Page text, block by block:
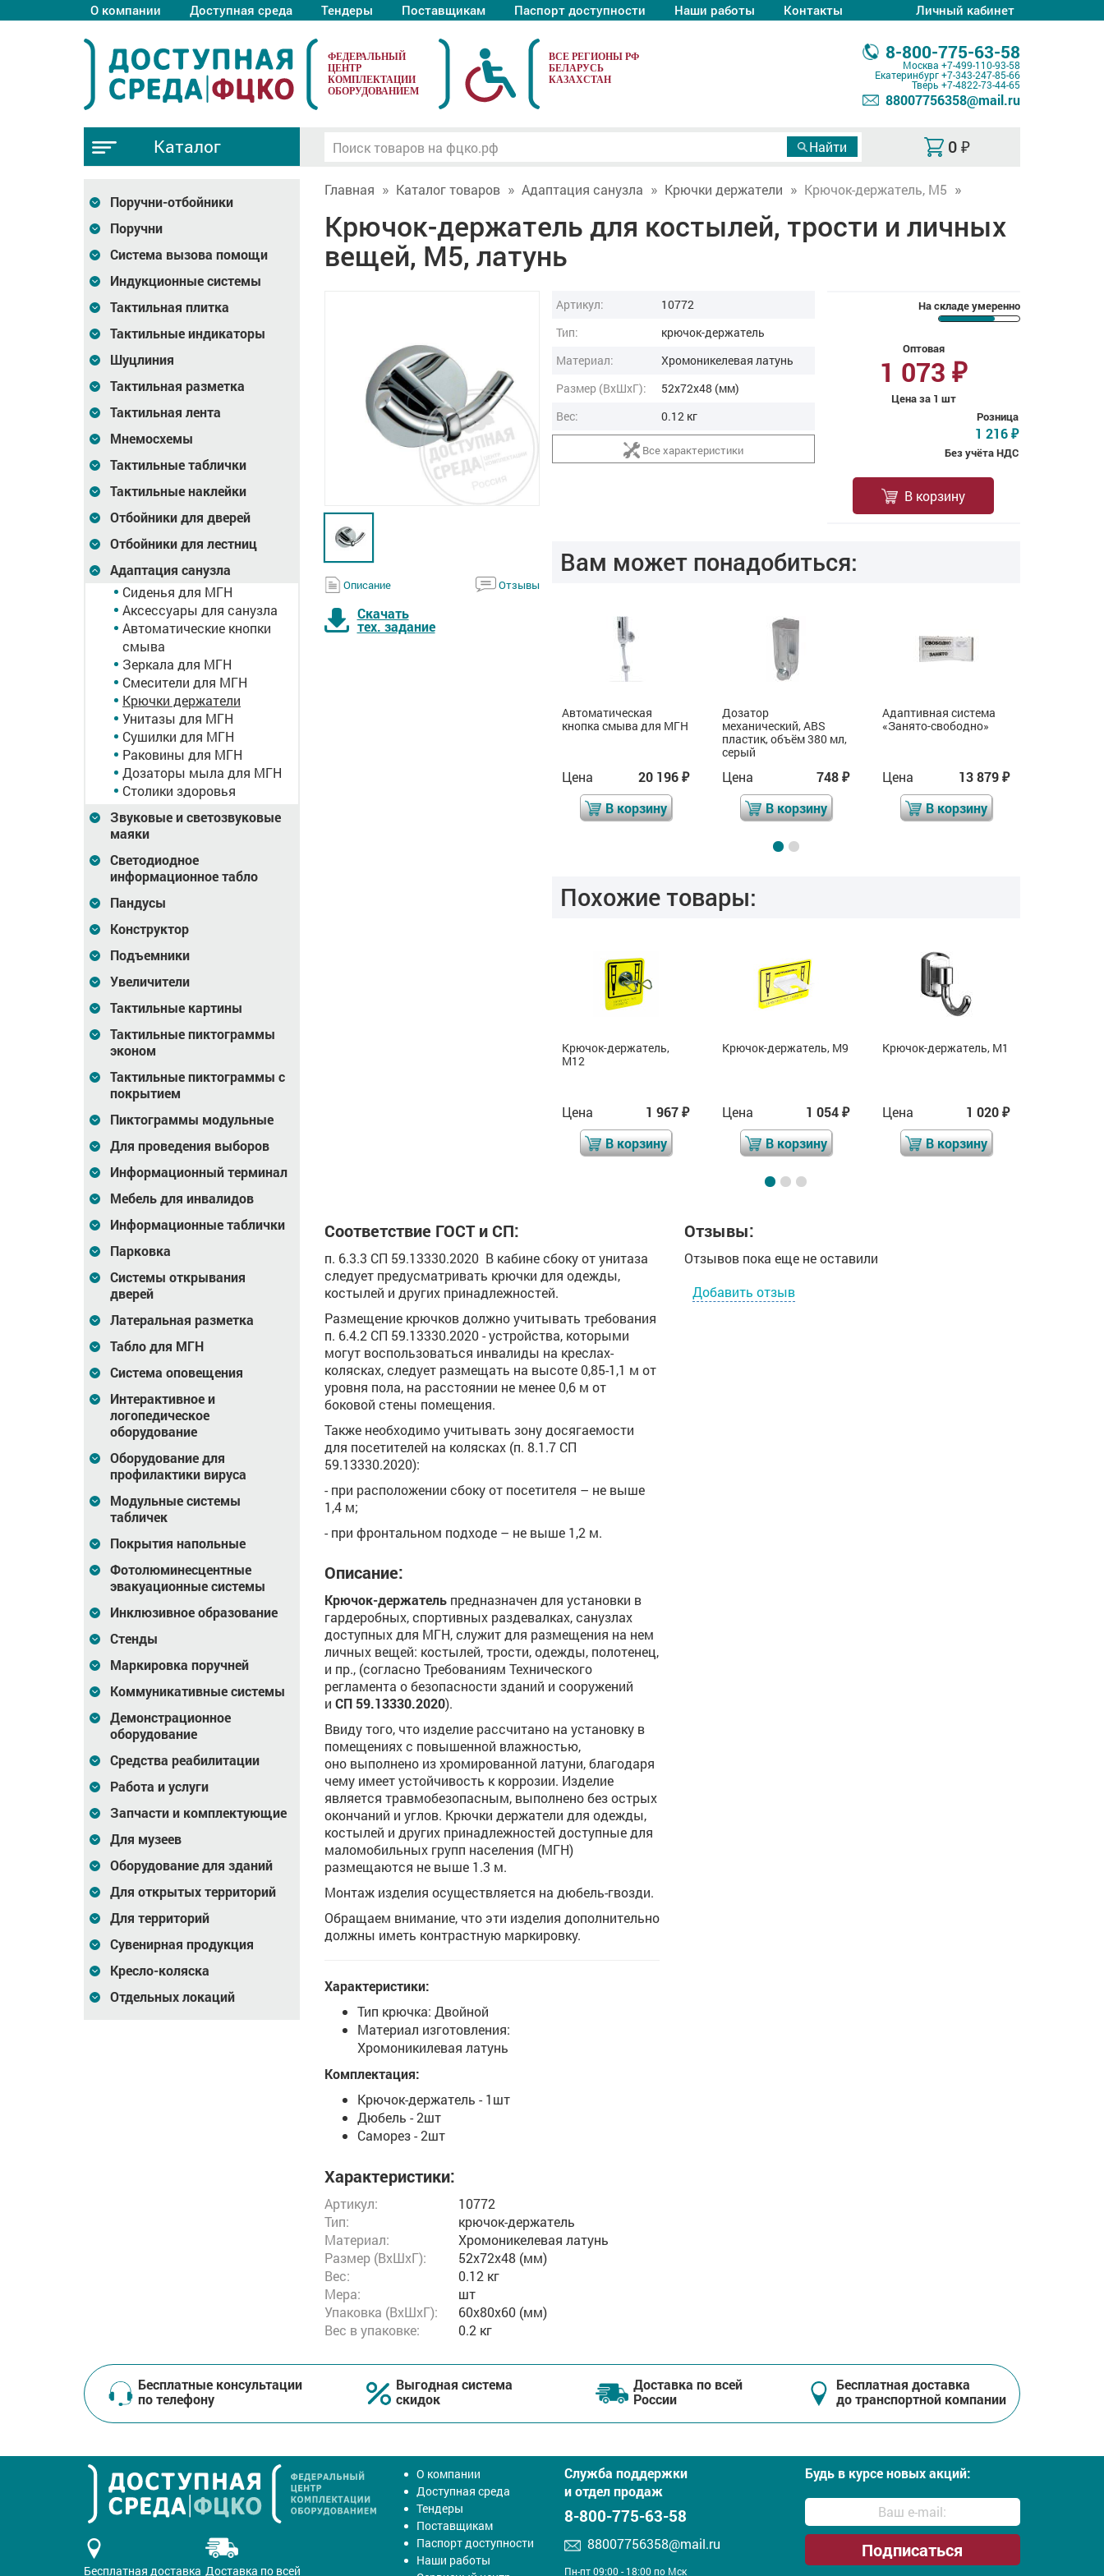
О компании Доступная среда Тендеры Поставщикам Паспорт доступности Наши работы Контакты Личный кабинет
ФЕДЕРАЛЬНЫЙ
ЦЕНТР
КОМПЛЕКТАЦИИ
ОБОРУДОВАНИЕМ
8-800-775-63-58
Москва +7-499-110-93-58
Екатеринбург+7-343-247-85-66
Тверь +7-4822-73-44-65
88007756358@mail.ru
0 ₽
Каталог
Поручни-отбойники
Поручни
Система вызова помощи
Индукционные системы
Тактильная плитка
Тактильные индикаторы
Шуцлиния
Тактильная разметка
Тактильная лента
Мнемосхемы
Тактильные таблички
Тактильные наклейки
Отбойники для дверей
Отбойники для лестниц
Адаптация санузла
Сиденья для МГН
Аксессуары для санузла
Автоматические кнопки
смыва
Зеркала для МГН
Смесители для МГН
Крючки держатели
Унитазы для МГН
Сушилки для МГН
Раковины для МГН
Дозаторы мыла для МГН
Столики здоровья
Звуковые и светозвуковые
маяки
Светодиодное
информационное табло
Пандусы
Конструктор
Подъемники
Увеличители
Тактильные картины
Тактильные пиктограммы
эконом
Тактильные пиктограммы с
покрытием
Пиктограммы модульные
Для проведения выборов
Информационный терминал
Мебель для инвалидов
Информационные таблички
Парковка
Системы открывания
дверей
Латеральная разметка
Табло для МГН
Система оповещения
Интерактивное и
логопедическое
оборудование
Оборудование для
профилактики вируса
Модульные системы
табличек
Покрытия напольные
Фотолюминесцентные
эвакуационные системы
Инклюзивное образование
Стенды
Маркировка поручней
Коммуникативные системы
Демонстрационное
оборудование
Средства реабилитации
Работа и услуги
Запчасти и комплектующие
Для музеев
Оборудование для зданий
Для открытых территорий
Для территорий
Сувенирная продукция
Кресло-коляска
Отдельных локаций
Главная Каталог товаров Адаптация санузла Крючки держатели Крючок-держатель, М5
Крючок-держатель для костылей, трости и личных
вещей, М5, латунь
Описание Отзывы
Скачать
тех. задание
На складе умеренно
Оптовая
1 073 ₽
Цена за 1 шт
Розница
1 216 ₽
Без учёта НДС
В корзину
Артикул:
10772
Тип:
крючок-держатель
Материал:
Хромоникелевая латунь
Размер (ВxШxГ):
52x72x48 (мм)
Вес:
0.12 кг
Все характеристики
Вам может понадобиться:
Кнопка вызова ГОСТ,
со шнурком,
антивандальная,
Ст08пс
12 055₽ Цена
Автоматическая
кнопка смыва для МГН
Цена 20 196₽
В корзину
Дозатор
механический, ABS
пластик, объём 380 мл,
серый
Цена 748₽
В корзину
Адаптивная система
«Занято-свободно»
Цена 13 879₽
В корзину
Похожие товары:
Крючок-держатель, М7
Цена
В корзину
Крючок-держатель,
М12
Цена 1 967₽
В корзину
Крючок-держатель, М9
Цена 1 054₽
В корзину
Крючок-держатель, М1
Цена 1 020₽
В корзину
Соответствие ГОСТ и СП:
п. 6.3.3 СП 59.13330.2020 В кабине сбоку от унитаза
следует предусматривать крючки для одежды,
костылей и других принадлежностей.
Размещение крючков должно учитывать требования
п. 6.4.2 СП 59.13330.2020 - устройства, которыми
могут воспользоваться инвалиды на креслах-
колясках, следует размещать на высоте 0,85-1,1 м от
уровня пола, на расстоянии не менее 0,6 м от
боковой стены помещения.
Также необходимо учитывать зону досягаемости
для посетителей на колясках (п. 8.1.7 СП
59.13330.2020):
- при расположении сбоку от посетителя – не выше
1,4 м;
- при фронтальном подходе – не выше 1,2 м.
Описание:
Крючок-держательпредназначен для установки в
гардеробных, спортивных раздевалках, санузлах
доступных для МГН, служит для размещения на нем
личных вещей: костылей, трости, одежды, полотенец,
и пр., (согласно Требованиям Технического
регламента о безопасности зданий и сооружений
и СП 59.13330.2020).
Ввиду того, что изделие рассчитано на установку в
помещениях с повышенной влажностью,
оно выполнено из хромированной латуни, благодаря
чему имеет устойчивость к коррозии. Изделие
является травмобезопасным, выполнено без острых
окончаний и углов. Крючки держатели для одежды,
костылей и других принадлежностей доступные для
маломобильных групп населения (МГН)
размещаются не выше 1.3 м.
Монтаж изделия осуществляется на дюбель-гвозди.
Обращаем внимание, что эти изделия дополнительно
должны иметь контрастную маркировку.
Характеристики:
Тип крючка: Двойной
Материал изготовления:
Хромоникилевая латунь
Комплектация:
Крючок-держатель - 1шт
Дюбель - 2шт
Саморез - 2шт
Характеристики:
Артикул:
10772
Тип:
крючок-держатель
Материал:
Хромоникелевая латунь
Размер (ВxШxГ):
52x72x48 (мм)
Вес:
0.12 кг
Мера:
шт
Упаковка (ВхШхГ):
60x80x60 (мм)
Вес в упаковке:
0.2 кг
Отзывы:
Отзывов пока еще не оставили
Добавить отзыв
Бесплатные консультации
по телефону
Выгодная система
скидок
Доставка по всей
России
Бесплатная доставка
до транспортной компании
Бесплатная доставка Доставка по всей
О компании
Доступная среда
Тендеры
Поставщикам
Паспорт доступности
Наши работы
Служба поддержки
и отдел продаж
8-800-775-63-58
88007756358@mail.ru
Пн-пт 09:00 - 18:00 по Мск
Будь в курсе новых акций: